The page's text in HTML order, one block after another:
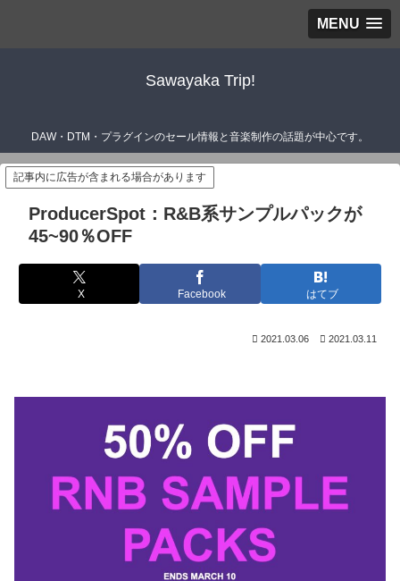
MENU
Sawayaka Trip!
DAW・DTM・プラグインのセール情報と音楽制作の話題が中心です。
記事内に広告が含まれる場合があります
ProducerSpot：R&B系サンプルパックが
45~90％OFF
X Facebook はてブ
2021.03.06 2021.03.11